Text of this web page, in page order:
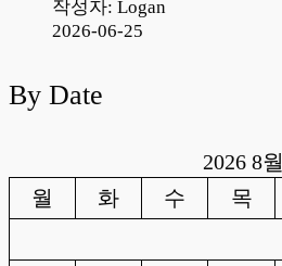
작성자: Logan
2026-06-25
By Date
2026 8월
월
화 수 목